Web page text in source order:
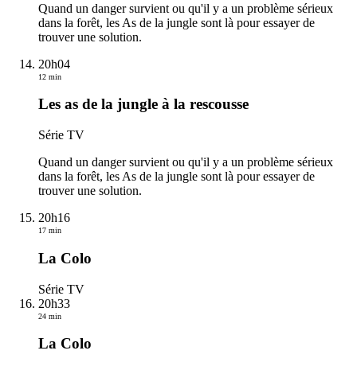
Quand un danger survient ou qu'il y a un problème sérieux
dans la forêt, les As de la jungle sont là pour essayer de
trouver une solution.
20h04
12 min
Les as de la jungle à la rescousse
Série TV
Quand un danger survient ou qu'il y a un problème sérieux
dans la forêt, les As de la jungle sont là pour essayer de
trouver une solution.
20h16
17 min
La Colo
Série TV
20h33
24 min
La Colo